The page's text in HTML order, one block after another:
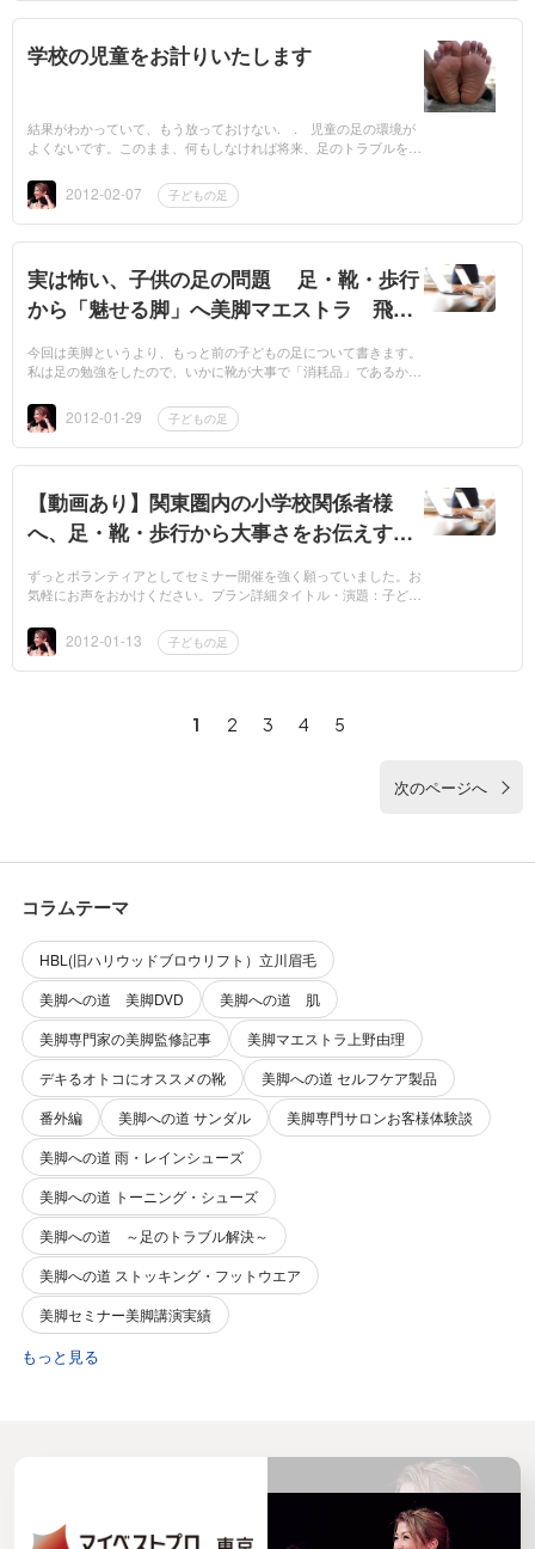
学校の児童をお計りいたします
結果がわかっていて、もう放っておけない. . 児童の足の環境が
よくないです。このまま、何もしなければ将来、足のトラブルを抱
らない...2012-02-07 子どもの足
実は怖い、子供の足の問題 足・靴・歩行
から「魅せる脚」へ美脚マエストラ 飛鳥
今回は美脚というより、もっと前の子どもの足について書きます。
私は足の勉強をしたので、いかに靴が大事で「消耗品」であるか痛
数字の靴を売っ...
2012-01-29 子どもの足
【動画あり】関東圏内の小学校関係者様
へ、足・靴・歩行から大事さをお伝えする
ずっとボランティアとしてセミナー開催を強く願っていました。お
気軽にお声をおかけください。プラン詳細タイトル・演題：子ども
2012-01-13 子どもの足
1 2 3 4 5
次のページへ
コラムテーマ
HBL(旧ハリウッドブロウリフト）立川眉毛
美脚への道 美脚DVD
美脚への道 肌
美脚専門家の美脚監修記事
美脚マエストラ上野由理
デキるオトコにオススメの靴
美脚への道 セルフケア製品
番外編
美脚への道 サンダル
美脚専門サロンお客様体験談
美脚への道 雨・レインシューズ
美脚への道 トーニング・シューズ
美脚への道 ～足のトラブル解決～
美脚への道 ストッキング・フットウエア
美脚セミナー美脚講演実績
もっと見る